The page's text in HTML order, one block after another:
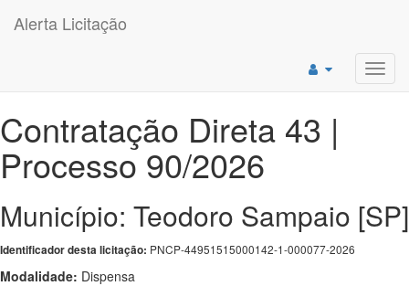
Alerta Licitação
Contratação Direta 43 |
Processo 90/2026
Município: Teodoro Sampaio [SP]
Identificador desta licitação: PNCP-44951515000142-1-000077-2026
Modalidade: Dispensa